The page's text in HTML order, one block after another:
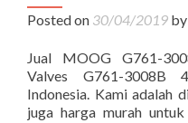
Posted on 30/04/2019 by
Jual MOOG G761-
Valves G761-3008B
Indonesia. Kami adalah
juga harga murah